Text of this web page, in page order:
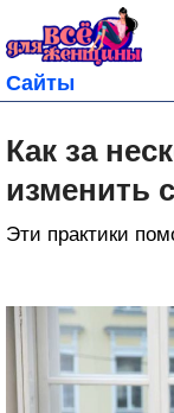
Сайты
Как за
изменить
Эти практики